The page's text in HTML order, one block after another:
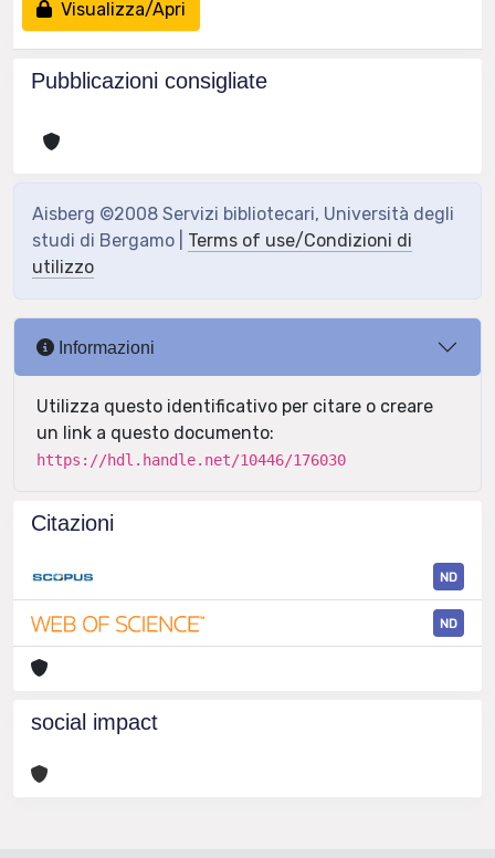
Visualizza/Apri
Pubblicazioni consigliate
Aisberg ©2008 Servizi bibliotecari, Università degli
studi di Bergamo | Terms of use/Condizioni di
utilizzo
Informazioni
Utilizza questo identificativo per citare o creare
un link a questo documento:
https://hdl.handle.net/10446/176030
Citazioni
ND
ND
social impact